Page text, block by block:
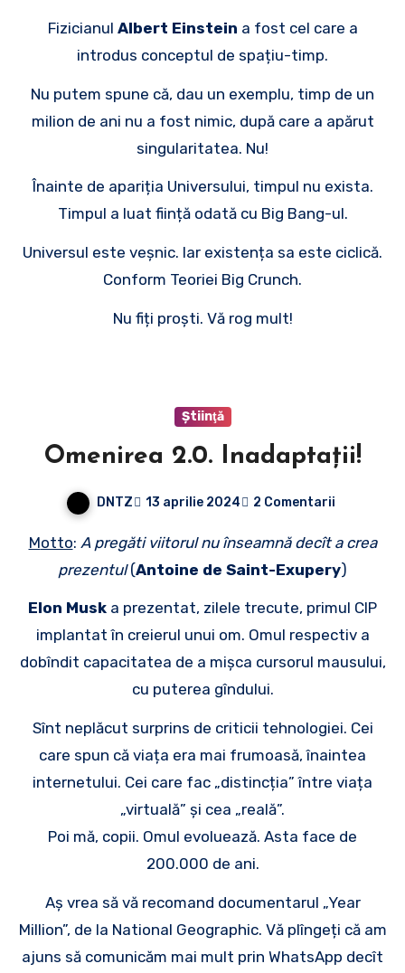
Fizicianul Albert Einstein a fost cel care a
introdus conceptul de spațiu-timp.
Nu putem spune că, dau un exemplu, timp de un
milion de ani nu a fost nimic, după care a apărut
singularitatea. Nu!
Înainte de apariția Universului, timpul nu exista.
Timpul a luat ființă odată cu Big Bang-ul.
Universul este veșnic. Iar existența sa este ciclică.
Conform Teoriei Big Crunch.
Nu fiți proști. Vă rog mult!
Ştiinţă
Omenirea 2.0. Inadaptații!
DNTZ 13 aprilie 2024 2 Comentarii
Motto: A pregăti viitorul nu înseamnă decît a crea
prezentul(Antoine de Saint-Exupery)
Elon Musk a prezentat, zilele trecute, primul CIP
implantat în creierul unui om. Omul respectiv a
dobîndit capacitatea de a mișca cursorul mausului,
cu puterea gîndului.
Sînt neplăcut surprins de criticii tehnologiei. Cei
care spun că viața era mai frumoasă, înaintea
internetului. Cei care fac „distincția” între viața
„virtuală” și cea „reală”.
Poi mă, copii. Omul evoluează. Asta face de
200.000 de ani.
Aș vrea să vă recomand documentarul „Year
Million”, de la National Geographic. Vă plîngeți că am
ajuns să comunicăm mai mult prin WhatsApp decît